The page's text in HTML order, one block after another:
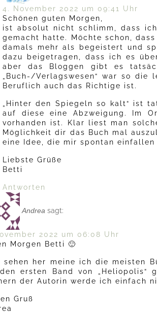
4. November 2022 um 09:41 Uhr
Schönen guten Morgen,
ist absolut nicht schlimm, dass
gemacht hatte. Möchte schon,
damals mehr als begeistert und
dazu beigetragen, dass ich es
aber das Bloggen gibt es
„Buch-/Verlagswesen“ war so
Beruflich auch das Richtige ist.
„Hinter den Spiegeln so kalt“ ist
auf diese eine Abzweigung. Im
vorhanden ist. Klar liest man
Möglichkeit dir das Buch mal
eine Idee, die mir spontan einfallen
Liebste Grüße
Betti
Antworten
Andrea sagt:
2022 um 06:08 Uhr
Morgen Betti 🙂
sehen her meine ich die meisten
ersten Band von
der Autorin werde ich einfach
Gruß